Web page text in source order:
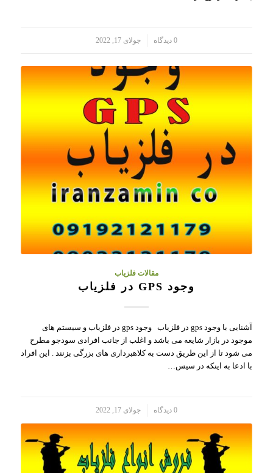
0 دیدگاه جولای 17, 2022
مقالات فلزیاب
وجود GPS در فلزیاب
آشنایی با وجود gps در فلزیاب وجود gps در فلزیاب و سیستم های
موجود در بازار شایعه می باشد و اغلب از جانب افرادی سودجو مطرح
می شود تا از این طریق دست به کلاهبرداری های بزرگی بزنند . این افراد
با ادعا به اینکه در سیس…
0 دیدگاه جولای 17, 2022